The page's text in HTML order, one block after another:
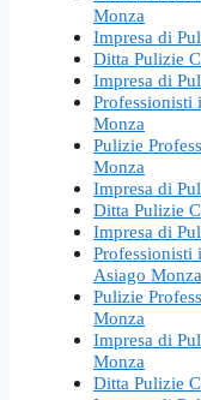
Monza
Impresa di
Ditta Pulizie
Impresa di
Professionisti
Monza
Pulizie
Monza
Impresa di
Ditta Pulizie
Impresa di
Professionisti
Asiago Monza
Pulizie
Monza
Impresa di
Monza
Ditta Pulizie